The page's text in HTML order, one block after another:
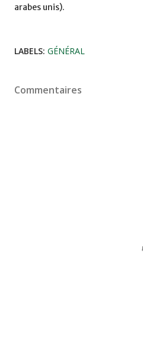
arabes unis).
LABELS: GÉNÉRAL
Commentaires